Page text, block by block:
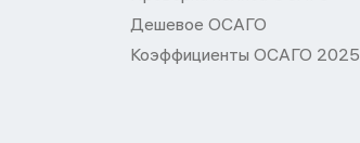
Дешевое ОСАГО
Коэффициенты ОСАГО 2025